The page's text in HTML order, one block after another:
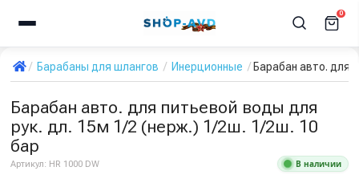
0
Барабаны для шлангов Инерционные Барабан авто. для
Барабан авто. для питьевой воды для
рук. дл. 15м 1/2 (нерж.) 1/2ш. 1/2ш. 10
бар
Артикул: HR 1000 DW В наличии